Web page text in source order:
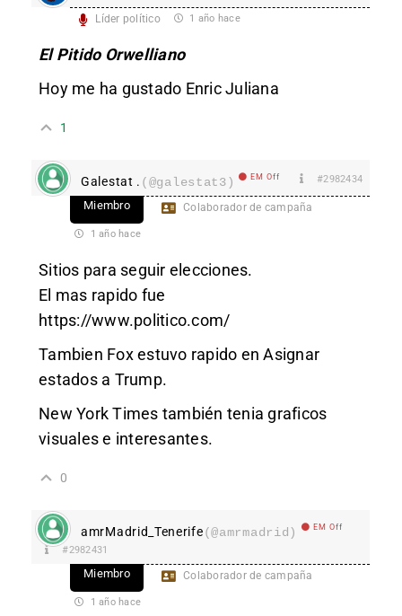
Líder político 1 año hace
El Pitido Orwelliano
Hoy me ha gustado Enric Juliana
1
Galestat . (@galestat3) EM Off #2982434
Miembro Colaborador de campaña
1 año hace
Sitios para seguir elecciones.
El mas rapido fue
https://www.politico.com/
Tambien Fox estuvo rapido en Asignar
estados a Trump.
New York Times también tenia graficos
visuales e interesantes.
0
amrMadrid_Tenerife(@amrmadrid) EM Off
#2982431
Miembro Colaborador de campaña
1 año hace